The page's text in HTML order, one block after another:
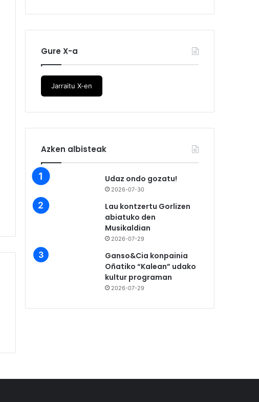
Gure X-a
Jarraitu X-en
Azken albisteak
Udaz ondo gozatu!
2026-07-30
Lau kontzertu Gorlizen
abiatuko den
Musikaldian
2026-07-29
Ganso&Cia konpainia
Oñatiko “Kalean” udako
kultur programan
2026-07-29